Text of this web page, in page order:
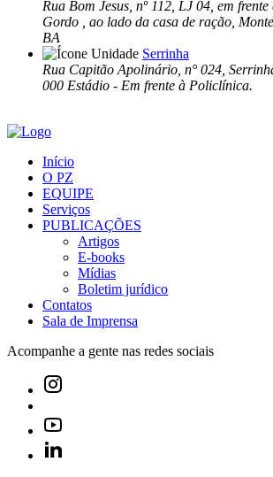
Rua Bom Jesus, nº 112, LJ 04, em
Gordo , ao lado da casa de ração,
BA
Serrinha
Rua Capitão Apolinário, n° 024,
000 Estádio - Em frente à Policlínica.
Início
O PZ
EQUIPE
Serviços
PUBLICAÇÕES
Artigos
E-books
Mídias
Boletim jurídico
Contatos
Sala de Imprensa
Acompanhe a gente nas redes sociais